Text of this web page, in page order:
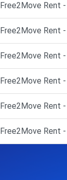
Free2Move Rent -
Free2Move Rent -
Free2Move Rent -
Free2Move Rent -
Free2Move Rent -
Free2Move Rent -